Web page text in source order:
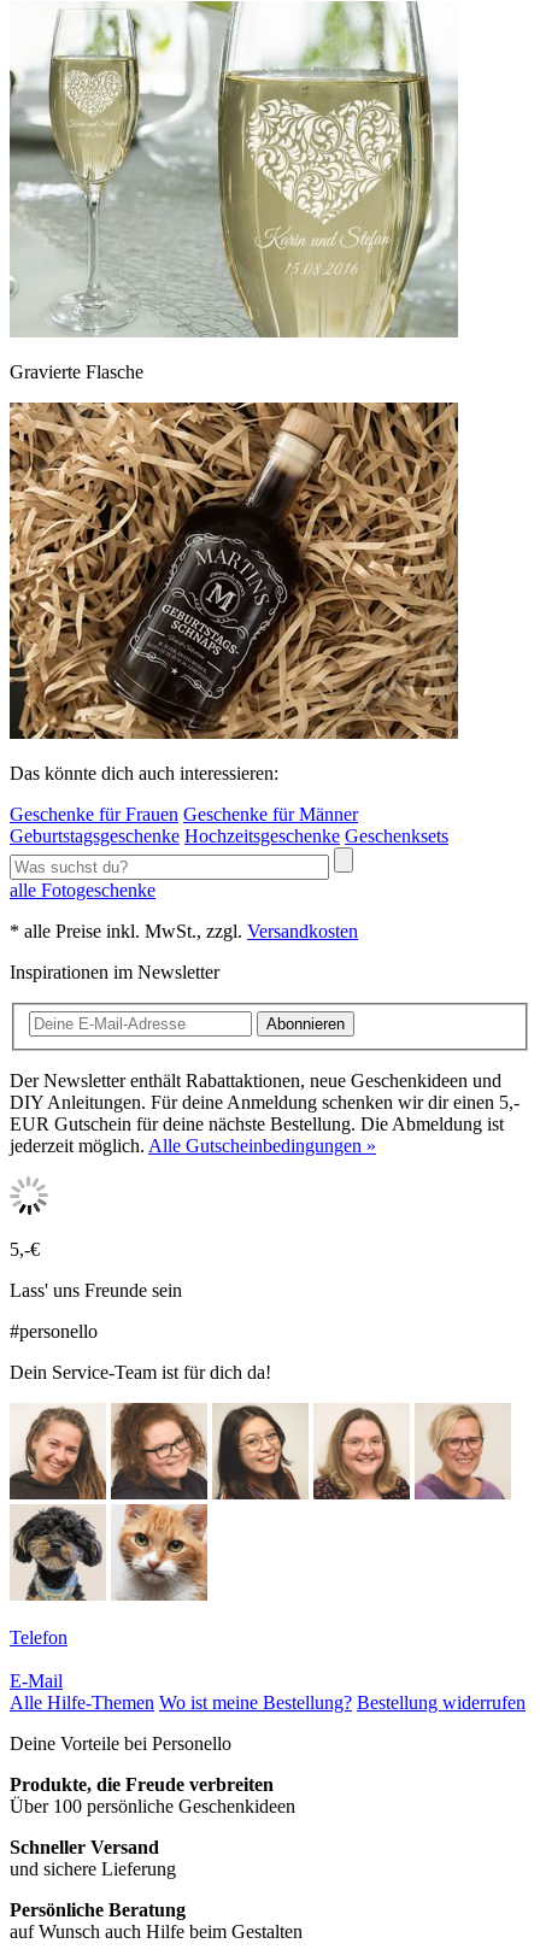
Gravierte Flasche
Das könnte dich auch interessieren:
Geschenke für Frauen Geschenke für Männer
Geburtstagsgeschenke Hochzeitsgeschenke Geschenksets
alle Fotogeschenke
* alle Preise inkl. MwSt., zzgl. Versandkosten
Inspirationen im Newsletter
Abonnieren
Der Newsletter enthält Rabattaktionen, neue Geschenkideen und
DIY Anleitungen. Für deine Anmeldung schenken wir dir einen 5,-
EUR Gutschein für deine nächste Bestellung. Die Abmeldung ist
jederzeit möglich. Alle Gutscheinbedingungen »
5,-€
Lass' uns Freunde sein
#personello
Dein Service-Team ist für dich da!
Telefon
E-Mail
Alle Hilfe-Themen Wo ist meine Bestellung? Bestellung widerrufen
Deine Vorteile bei Personello
Produkte, die Freude verbreiten
Über 100 persönliche Geschenkideen
Schneller Versand
und sichere Lieferung
Persönliche Beratung
auf Wunsch auch Hilfe beim Gestalten